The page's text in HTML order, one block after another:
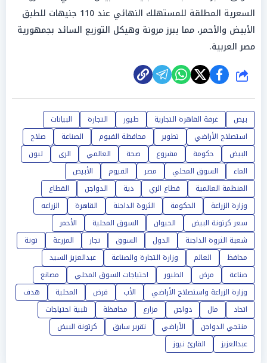
السعرية المطلقة للمستهلك النهائي عند 110 جنيهات للطبق
الأبيض والأحمر، مما يبرز مرونة وهيكل التوزيع السائد بجمهورية
مصر العربية.
شارك
بيض غرفة القاهرة التجارية طيور التجارة
البيانات
استصلاح الأراضي
تطوير محافظة الفيوم الصناعة
صلاح
البيض
حكومة مشروع صحة العالمي الرى
ليون
الماء
السوق المحلي مصر الفيوم
الأبيض
المنظمة العالمية
قطاع الري دية الدواجن
القطاع
وزارة الزراعة
الحكومة الثروة الداجنة القاهرة
الزراعه
سعر كرتونة البيض
الحيوان السوق المحلية
الأحمر
شعبة الثروة الداجنة
الدول السوق تجار المزرعة
تونة
محافظ
العالم وزارة التجارة والصناعة
عبدالعزيز السيد
صناعة
مرض الطيور احتياجات السوق المحلي
مصانع
وزارة الزراعة واستصلاح الأراضي
الأب قرض المحلية
هدف
اتحاد
مال دواجن مزارع محافظة
تلبية احتياجات
منتجي الدواجن
الأراضي تقرير سابق
كرتونة البيض
عبدالعزيز
القارئ نيوز